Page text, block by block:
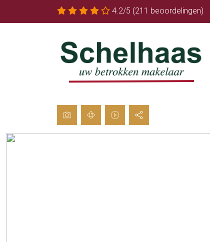
4.2/5 (211 beoordelingen)